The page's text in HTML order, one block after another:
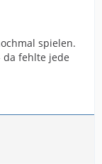
spielen.
da fehlte jede